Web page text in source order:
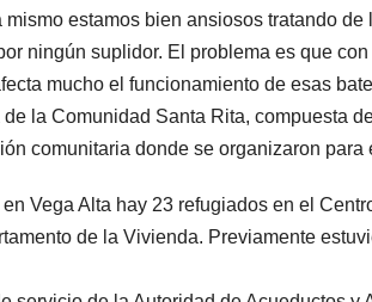
mismo estamos bien ansiosos tratando
ningún suplidor. El problema es que
mucho el funcionamiento de esas
de la Comunidad Santa Rita, compuesta
comunitaria donde se organizaron
Vega Alta hay 23 refugiados en el
de la Vivienda. Previamente